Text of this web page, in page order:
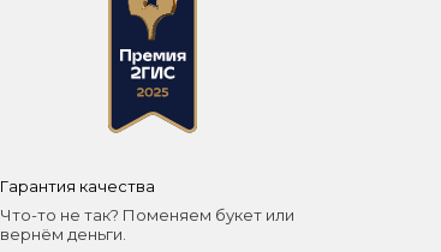
Гарантия качества
Что-то не так? Поменяем букет или
вернём деньги.